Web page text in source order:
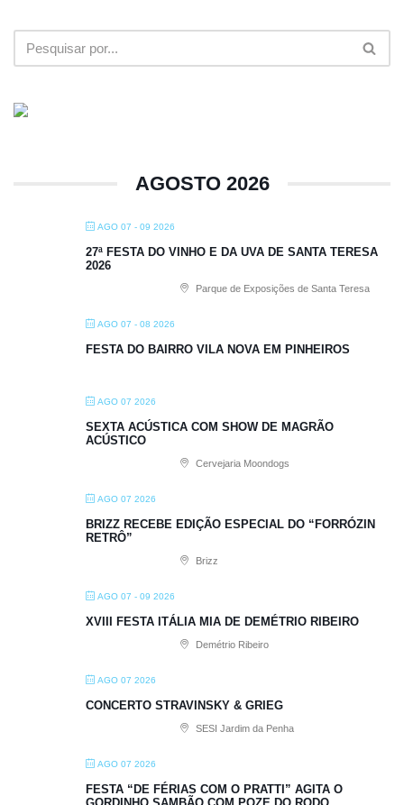
AGOSTO 2026
AGO 07 - 09 2026
27ª FESTA DO VINHO E DA UVA DE SANTA TERESA
2026
Parque de Exposições de Santa Teresa
AGO 07 - 08 2026
FESTA DO BAIRRO VILA NOVA EM PINHEIROS
AGO 07 2026
SEXTA ACÚSTICA COM SHOW DE MAGRÃO
ACÚSTICO
Cervejaria Moondogs
AGO 07 2026
BRIZZ RECEBE EDIÇÃO ESPECIAL DO “FORRÓZIN
RETRÔ”
Brizz
AGO 07 - 09 2026
XVIII FESTA ITÁLIA MIA DE DEMÉTRIO RIBEIRO
Demétrio Ribeiro
AGO 07 2026
CONCERTO STRAVINSKY & GRIEG
SESI Jardim da Penha
AGO 07 2026
FESTA “DE FÉRIAS COM O PRATTI” AGITA O